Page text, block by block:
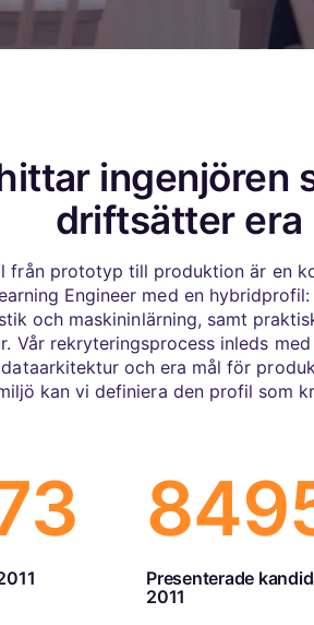
ingenjören
driftsätter era
från prototyp till produktion är en
Engineer med en
och maskininlärning, samt
Vår rekryteringsprocess inleds
och era mål för
kan vi definiera den profil som
Presenterade
2011